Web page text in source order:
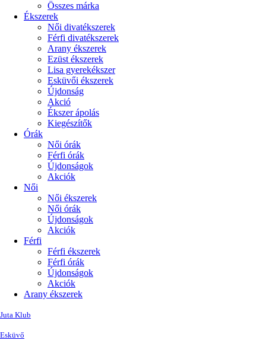
Összes márka
Ékszerek
Női divatékszerek
Férfi divatékszerek
Arany ékszerek
Ezüst ékszerek
Lisa gyerekékszer
Esküvői ékszerek
Újdonság
Akció
Ékszer ápolás
Kiegészítők
Órák
Női órák
Férfi órák
Újdonságok
Akciók
Női
Női ékszerek
Női órák
Újdonságok
Akciók
Férfi
Férfi ékszerek
Férfi órák
Újdonságok
Akciók
Arany ékszerek
Juta Klub
Esküvő